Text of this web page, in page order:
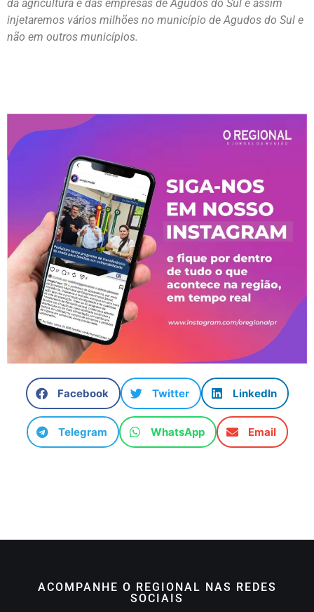
da agricultura e das empresas de Agudos do Sul e assim
injetaremos vários milhões no município de Agudos do Sul e
não em outros municípios.
Facebook Twitter LinkedIn
Telegram WhatsApp Email
ACOMPANHE O REGIONAL NAS REDES
SOCIAIS